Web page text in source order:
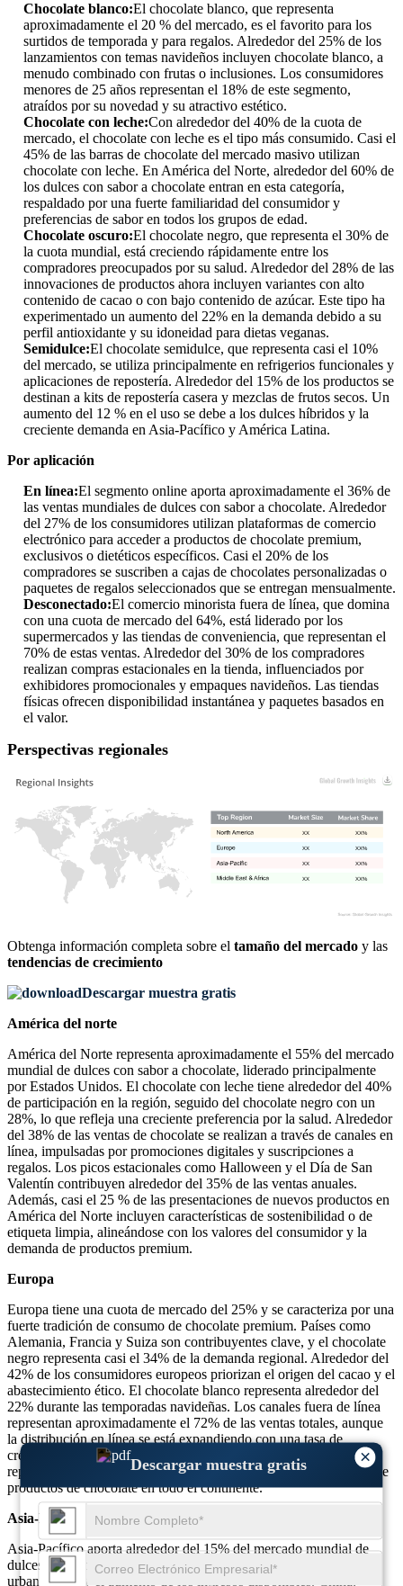
×
Descargar muestra gratis
Chocolate blanco:El chocolate blanco, que representa
aproximadamente el 20 % del mercado, es el favorito para los
surtidos de temporada y para regalos. Alrededor del 25% de los
lanzamientos con temas navideños incluyen chocolate blanco, a
menudo combinado con frutas o inclusiones. Los consumidores
menores de 25 años representan el 18% de este segmento,
atraídos por su novedad y su atractivo estético.
Chocolate con leche:Con alrededor del 40% de la cuota de
mercado, el chocolate con leche es el tipo más consumido. Casi el
45% de las barras de chocolate del mercado masivo utilizan
chocolate con leche. En América del Norte, alrededor del 60% de
los dulces con sabor a chocolate entran en esta categoría,
respaldado por una fuerte familiaridad del consumidor y
preferencias de sabor en todos los grupos de edad.
Chocolate oscuro:El chocolate negro, que representa el 30% de
la cuota mundial, está creciendo rápidamente entre los
compradores preocupados por su salud. Alrededor del 28% de las
innovaciones de productos ahora incluyen variantes con alto
contenido de cacao o con bajo contenido de azúcar. Este tipo ha
experimentado un aumento del 22% en la demanda debido a su
perfil antioxidante y su idoneidad para dietas veganas.
Semidulce:El chocolate semidulce, que representa casi el 10%
del mercado, se utiliza principalmente en refrigerios funcionales y
aplicaciones de repostería. Alrededor del 15% de los productos se
destinan a kits de repostería casera y mezclas de frutos secos. Un
aumento del 12 % en el uso se debe a los dulces híbridos y la
creciente demanda en Asia-Pacífico y América Latina.
Por aplicación
En línea:El segmento online aporta aproximadamente el 36% de
las ventas mundiales de dulces con sabor a chocolate. Alrededor
del 27% de los consumidores utilizan plataformas de comercio
electrónico para acceder a productos de chocolate premium,
exclusivos o dietéticos específicos. Casi el 20% de los
compradores se suscriben a cajas de chocolates personalizadas o
paquetes de regalos seleccionados que se entregan mensualmente.
Desconectado:El comercio minorista fuera de línea, que domina
con una cuota de mercado del 64%, está liderado por los
supermercados y las tiendas de conveniencia, que representan el
70% de estas ventas. Alrededor del 30% de los compradores
realizan compras estacionales en la tienda, influenciados por
exhibidores promocionales y empaques navideños. Las tiendas
físicas ofrecen disponibilidad instantánea y paquetes basados ​​en
el valor.
Perspectivas regionales
XX%
XX
XX%
XX
XX%
XX
XX%
XX
Obtenga información completa sobre el tamaño del mercado y las
tendencias de crecimiento
Descargar muestra gratis
América del norte
América del Norte representa aproximadamente el 55% del mercado
mundial de dulces con sabor a chocolate, liderado principalmente
por Estados Unidos. El chocolate con leche tiene alrededor del 40%
de participación en la región, seguido del chocolate negro con un
28%, lo que refleja una creciente preferencia por la salud. Alrededor
del 38% de las ventas de chocolate se realizan a través de canales en
línea, impulsadas por promociones digitales y suscripciones a
regalos. Los picos estacionales como Halloween y el Día de San
Valentín contribuyen alrededor del 35% de las ventas anuales.
Además, casi el 25 % de las presentaciones de nuevos productos en
América del Norte incluyen características de sostenibilidad o de
etiqueta limpia, alineándose con los valores del consumidor y la
demanda de productos premium.
Europa
Europa tiene una cuota de mercado del 25% y se caracteriza por una
fuerte tradición de consumo de chocolate premium. Países como
Alemania, Francia y Suiza son contribuyentes clave, y el chocolate
negro representa casi el 34% de la demanda regional. Alrededor del
42% de los consumidores europeos priorizan el origen del cacao y el
abastecimiento ético. El chocolate blanco representa alrededor del
22% durante las temporadas navideñas. Los canales fuera de línea
representan aproximadamente el 72% de las ventas totales, aunque
la distribución en línea se está expandiendo con una tasa de
crecimiento anual del 19%. Las etiquetas premium y orgánicas
representan alrededor del 18% de todos los nuevos lanzamientos de
productos de chocolate en todo el continente.
Asia-Pacífico
Asia-Pacífico aporta alrededor del 15% del mercado mundial de
dulces con sabor a chocolate, impulsado por la creciente
urbanización y el aumento de los ingresos disponibles. China,